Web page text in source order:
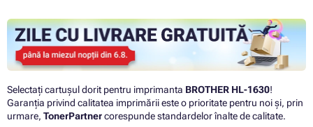
Selectați cartușul dorit pentru imprimanta BROTHER HL-1630!
Garanția privind calitatea imprimării este o prioritate pentru noi și, prin
urmare, TonerPartnercorespunde standardelor înalte de calitate.